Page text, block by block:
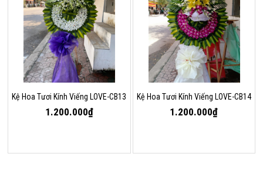
Kệ Hoa Tươi Kính Viếng LOVE-CB13
1.200.000₫
Kệ Hoa Tươi Kính Viếng LOVE-CB14
1.200.000₫